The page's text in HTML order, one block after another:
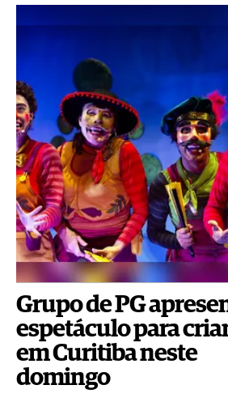
Grupo de PG
espetáculo para
em Curitiba neste
domingo